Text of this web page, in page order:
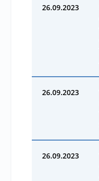
26.09.2023
26.09.2023
26.09.2023